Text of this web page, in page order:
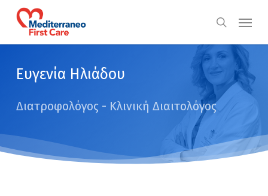
search
Menu
Ευγενία Ηλιάδου
Διατροφολόγος - Κλινική Διαιτολόγος